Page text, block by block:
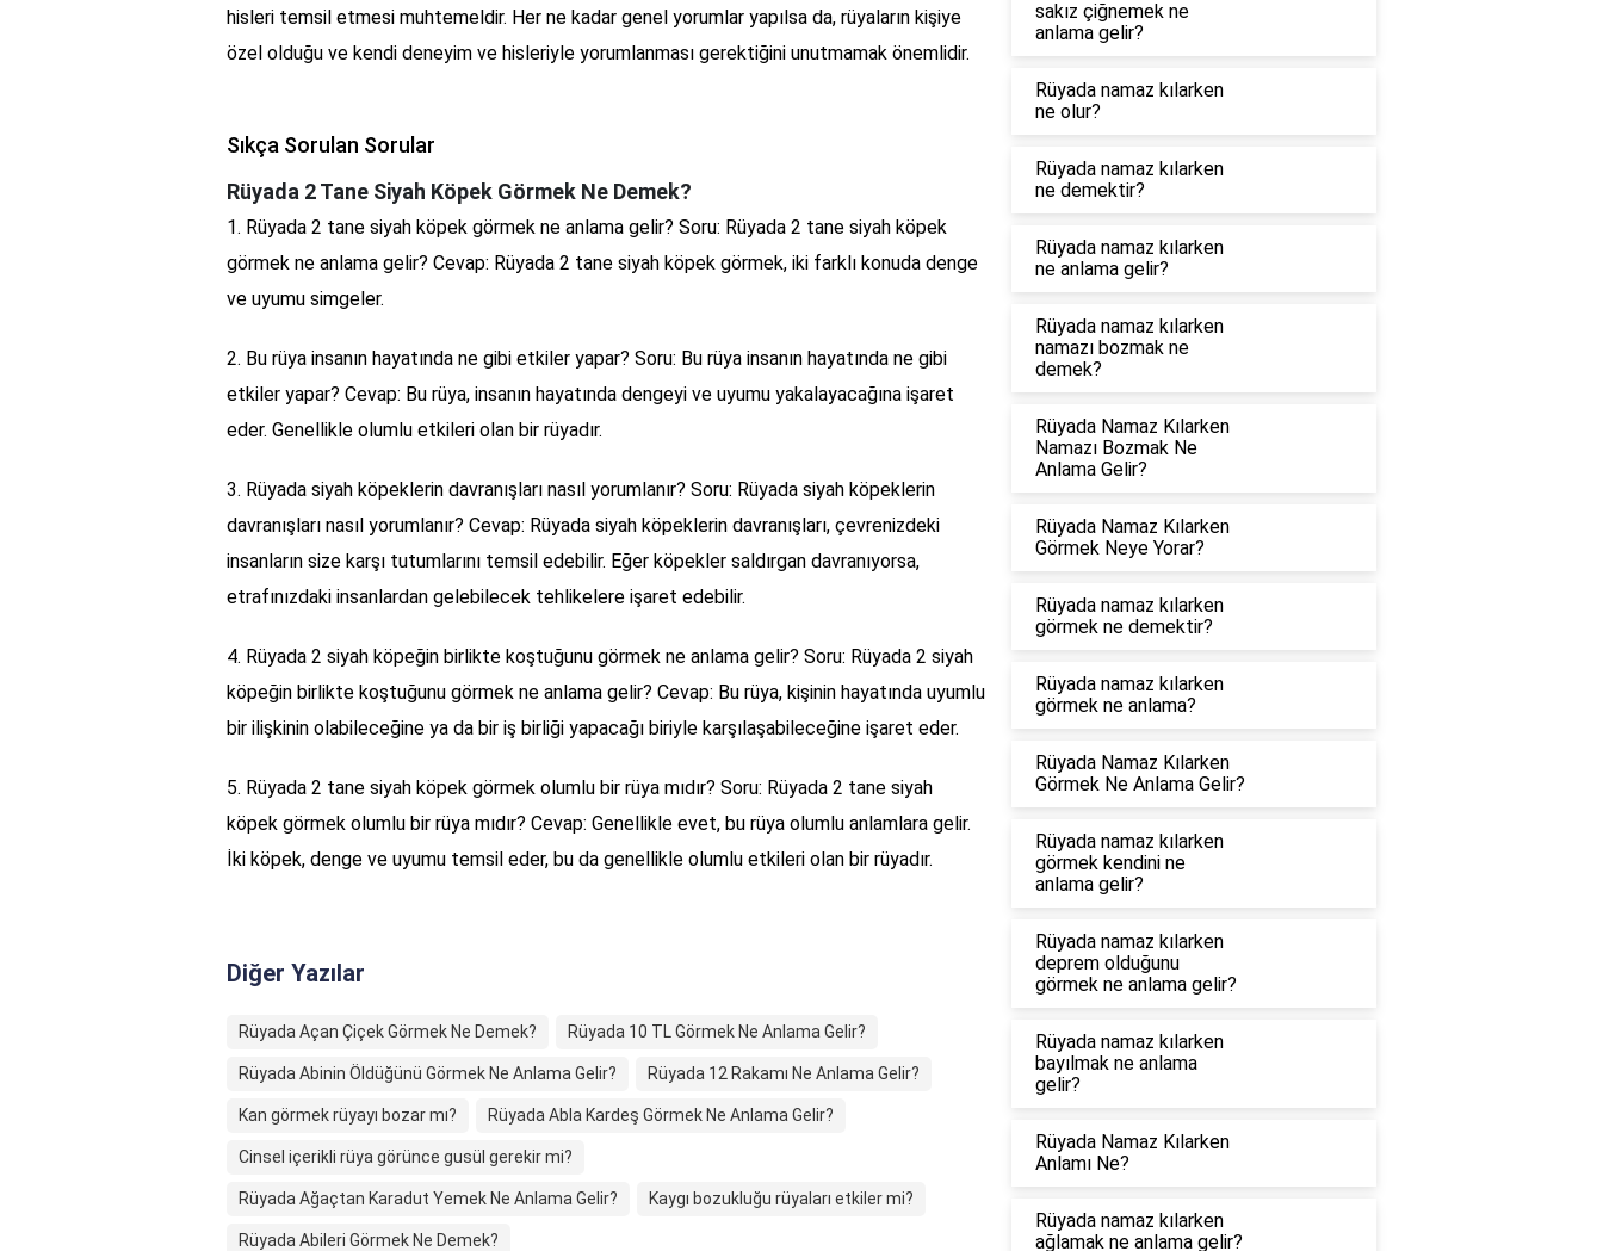
hisleri temsil etmesi muhtemeldir. Her ne kadar genel yorumlar yapılsa da, rüyaların kişiye
özel olduğu ve kendi deneyim ve hisleriyle yorumlanması gerektiğini unutmamak önemlidir.
Sıkça Sorulan Sorular
Rüyada 2 Tane Siyah Köpek Görmek Ne Demek?
1. Rüyada 2 tane siyah köpek görmek ne anlama gelir? Soru: Rüyada 2 tane siyah köpek
görmek ne anlama gelir? Cevap: Rüyada 2 tane siyah köpek görmek, iki farklı konuda denge
ve uyumu simgeler.
2. Bu rüya insanın hayatında ne gibi etkiler yapar? Soru: Bu rüya insanın hayatında ne gibi
etkiler yapar? Cevap: Bu rüya, insanın hayatında dengeyi ve uyumu yakalayacağına işaret
eder. Genellikle olumlu etkileri olan bir rüyadır.
3. Rüyada siyah köpeklerin davranışları nasıl yorumlanır? Soru: Rüyada siyah köpeklerin
davranışları nasıl yorumlanır? Cevap: Rüyada siyah köpeklerin davranışları, çevrenizdeki
insanların size karşı tutumlarını temsil edebilir. Eğer köpekler saldırgan davranıyorsa,
etrafınızdaki insanlardan gelebilecek tehlikelere işaret edebilir.
4. Rüyada 2 siyah köpeğin birlikte koştuğunu görmek ne anlama gelir? Soru: Rüyada 2 siyah
köpeğin birlikte koştuğunu görmek ne anlama gelir? Cevap: Bu rüya, kişinin hayatında uyumlu
bir ilişkinin olabileceğine ya da bir iş birliği yapacağı biriyle karşılaşabileceğine işaret eder.
5. Rüyada 2 tane siyah köpek görmek olumlu bir rüya mıdır? Soru: Rüyada 2 tane siyah
köpek görmek olumlu bir rüya mıdır? Cevap: Genellikle evet, bu rüya olumlu anlamlara gelir.
İki köpek, denge ve uyumu temsil eder, bu da genellikle olumlu etkileri olan bir rüyadır.
Diğer Yazılar
Rüyada Açan Çiçek Görmek Ne Demek? Rüyada 10 TL Görmek Ne Anlama Gelir?
Rüyada Abinin Öldüğünü Görmek Ne Anlama Gelir? Rüyada 12 Rakamı Ne Anlama Gelir?
Kan görmek rüyayı bozar mı? Rüyada Abla Kardeş Görmek Ne Anlama Gelir?
Cinsel içerikli rüya görünce gusül gerekir mi?
Rüyada Ağaçtan Karadut Yemek Ne Anlama Gelir? Kaygı bozukluğu rüyaları etkiler mi?
Rüyada Abileri Görmek Ne Demek?
sakız çiğnemek ne
anlama gelir?
Rüyada namaz kılarken
ne olur?
Rüyada namaz kılarken
ne demektir?
Rüyada namaz kılarken
ne anlama gelir?
Rüyada namaz kılarken
namazı bozmak ne
demek?
Rüyada Namaz Kılarken
Namazı Bozmak Ne
Anlama Gelir?
Rüyada Namaz Kılarken
Görmek Neye Yorar?
Rüyada namaz kılarken
görmek ne demektir?
Rüyada namaz kılarken
görmek ne anlama?
Rüyada Namaz Kılarken
Görmek Ne Anlama Gelir?
Rüyada namaz kılarken
görmek kendini ne
anlama gelir?
Rüyada namaz kılarken
deprem olduğunu
görmek ne anlama gelir?
Rüyada namaz kılarken
bayılmak ne anlama
gelir?
Rüyada Namaz Kılarken
Anlamı Ne?
Rüyada namaz kılarken
ağlamak ne anlama gelir?